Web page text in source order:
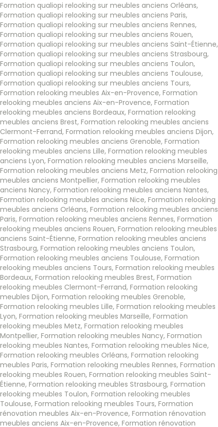
Formation qualiopi relooking sur meubles anciens Orléans,
Formation qualiopi relooking sur meubles anciens Paris,
Formation qualiopi relooking sur meubles anciens Rennes,
Formation qualiopi relooking sur meubles anciens Rouen,
Formation qualiopi relooking sur meubles anciens Saint-Étienne,
Formation qualiopi relooking sur meubles anciens Strasbourg,
Formation qualiopi relooking sur meubles anciens Toulon,
Formation qualiopi relooking sur meubles anciens Toulouse,
Formation qualiopi relooking sur meubles anciens Tours,
Formation relooking meubles Aix-en-Provence, Formation
relooking meubles anciens Aix-en-Provence, Formation
relooking meubles anciens Bordeaux, Formation relooking
meubles anciens Brest, Formation relooking meubles anciens
Clermont-Ferrand, Formation relooking meubles anciens Dijon,
Formation relooking meubles anciens Grenoble, Formation
relooking meubles anciens Lille, Formation relooking meubles
anciens Lyon, Formation relooking meubles anciens Marseille,
Formation relooking meubles anciens Metz, Formation relooking
meubles anciens Montpellier, Formation relooking meubles
anciens Nancy, Formation relooking meubles anciens Nantes,
Formation relooking meubles anciens Nice, Formation relooking
meubles anciens Orléans, Formation relooking meubles anciens
Paris, Formation relooking meubles anciens Rennes, Formation
relooking meubles anciens Rouen, Formation relooking meubles
anciens Saint-Étienne, Formation relooking meubles anciens
Strasbourg, Formation relooking meubles anciens Toulon,
Formation relooking meubles anciens Toulouse, Formation
relooking meubles anciens Tours, Formation relooking meubles
Bordeaux, Formation relooking meubles Brest, Formation
relooking meubles Clermont-Ferrand, Formation relooking
meubles Dijon, Formation relooking meubles Grenoble,
Formation relooking meubles Lille, Formation relooking meubles
Lyon, Formation relooking meubles Marseille, Formation
relooking meubles Metz, Formation relooking meubles
Montpellier, Formation relooking meubles Nancy, Formation
relooking meubles Nantes, Formation relooking meubles Nice,
Formation relooking meubles Orléans, Formation relooking
meubles Paris, Formation relooking meubles Rennes, Formation
relooking meubles Rouen, Formation relooking meubles Saint-
Étienne, Formation relooking meubles Strasbourg, Formation
relooking meubles Toulon, Formation relooking meubles
Toulouse, Formation relooking meubles Tours, Formation
rénovation meubles Aix-en-Provence, Formation rénovation
meubles anciens Aix-en-Provence, Formation rénovation